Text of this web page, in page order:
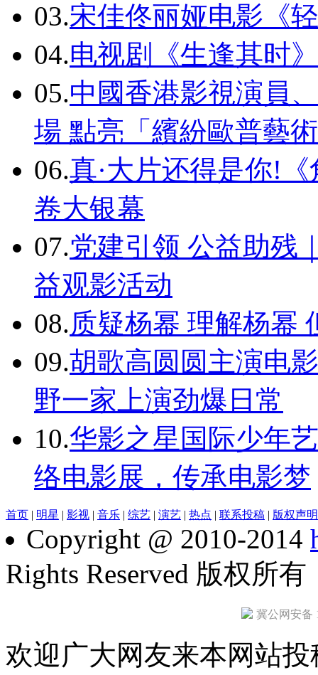
03.宋佳佟丽娅电影《
04.电视剧《生逢其时
05.中國香港影視演員
場 點亮「繽紛歐普藝
06.真·大片还得是你!
卷大银幕
07.党建引领 公益助残
益观影活动
08.质疑杨幂 理解杨幂
09.胡歌高圆圆主演电
野一家上演劲爆日常
10.华影之星国际少年
络电影展，传承电影梦
首页 | 明星 | 影视 | 音乐 | 综艺 | 演艺 | 热点 | 联系投稿 | 版权声明
Copyright @ 2010-2014
Rights Reserved 版权所有
冀公网安备
欢迎广大网友来本网站